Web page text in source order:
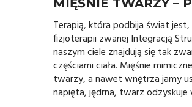
MIĘŚNIE TWARZY –
Terapią, która podbija świat
fizjoterapii zwanej Integracją
naszym ciele znajdują się tak
częściami ciała. Mięśnie
twarzy, a nawet wnętrza jamy
napięta, jędrna, twarz odzyskuje